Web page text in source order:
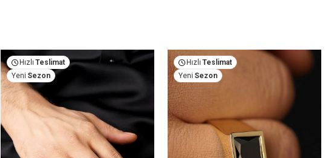
Hızlı Teslimat
Yeni Sezon
Hızlı Teslimat
Yeni Sezon